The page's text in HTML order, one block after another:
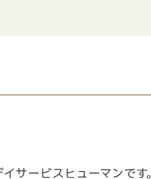
サービスヒューマンです。